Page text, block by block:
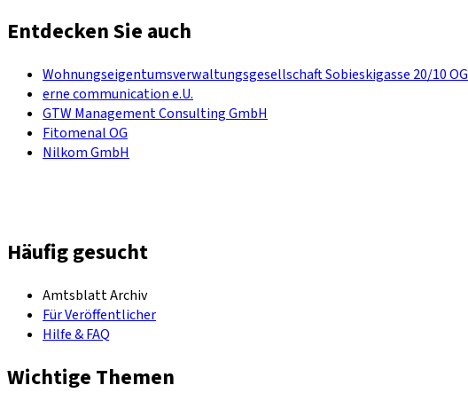
Entdecken Sie auch
Wohnungseigentumsverwaltungsgesellschaft Sobieskigasse 20/10 OG
erne communication e.U.
GTW Management Consulting GmbH
Fitomenal OG
Nilkom GmbH
Häufig gesucht
Amtsblatt Archiv
Für Veröffentlicher
Hilfe & FAQ
Wichtige Themen